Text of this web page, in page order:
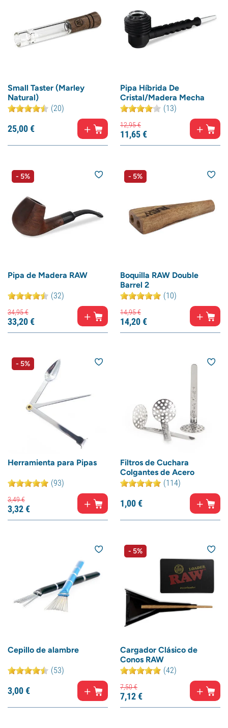
Small Taster (Marley
Natural)
(20)
25,00€
Pipa Híbrida De
Cristal/Madera Mecha
(13)
12,95€
11,65€
- 5%
Pipa de Madera RAW
(32)
34,95€
33,20€
- 5%
Boquilla RAW Double
Barrel 2
(10)
14,95€
14,20€
- 5%
Herramienta para Pipas
(93)
3,49€
3,32€
Filtros de Cuchara
Colgantes de Acero
(114)
1,00€
Cepillo de alambre
(53)
3,00€
- 5%
Cargador Clásico de
Conos RAW
(42)
7,50€
7,12€